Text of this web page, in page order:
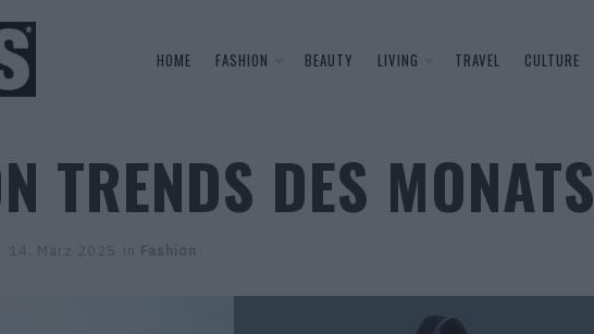
HOME FASHION BEAUTY LIVING TRAVEL CULTURE
TRENDS DES MONATS
14. März 2025 in Fashion